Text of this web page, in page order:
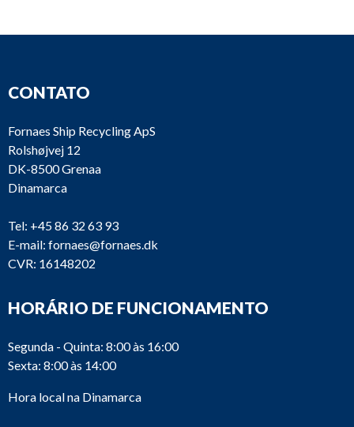
CONTATO
Fornaes Ship Recycling ApS
Rolshøjvej 12
DK-8500 Grenaa
Dinamarca
Tel: +45 86 32 63 93
E-mail: fornaes@fornaes.dk
CVR: 16148202
HORÁRIO DE FUNCIONAMENTO
Segunda - Quinta: 8:00 às 16:00
Sexta: 8:00 às 14:00
Hora local na Dinamarca